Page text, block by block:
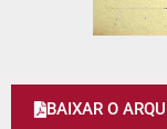
BAIXAR O